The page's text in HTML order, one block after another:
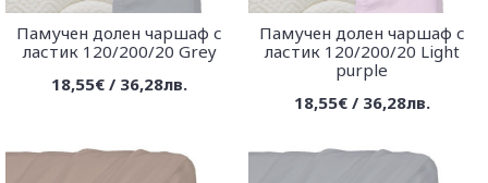
Памучен долен чаршаф с
ластик 120/200/20 Grey
18,55€ / 36,28лв.
Памучен долен чаршаф с
ластик 120/200/20 Light
purple
18,55€ / 36,28лв.